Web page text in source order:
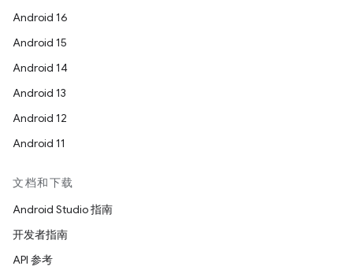
Android 16
Android 15
Android 14
Android 13
Android 12
Android 11
文档和下载
Android Studio 指南
开发者指南
API 参考